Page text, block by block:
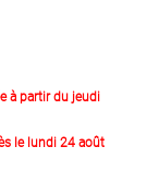
à partir du jeudi
le lundi 24 août